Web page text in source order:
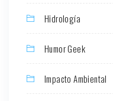
Hidrología
Humor Geek
Impacto Ambiental